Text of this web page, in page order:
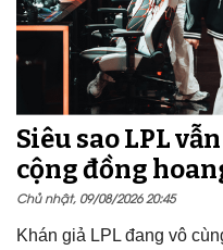
Siêu sao LPL
cộng đồng
Chủ nhật, 09/08/2026 20:45
Khán giả LPL đang vô